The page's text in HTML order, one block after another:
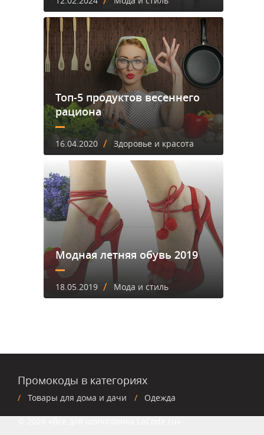
Топ-5 продуктов весеннего
рациона
16.04.2020 / Здоровье и красота
Модная летняя обувь 2019
18.05.2019 / Мода и стиль
Промокоды в категориях
Товары для дома и дачи Одежда